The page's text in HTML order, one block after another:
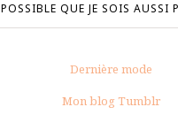
POSSIBLE QUE JE SOIS AUSSI
Dernière mode
Mon blog Tumblr